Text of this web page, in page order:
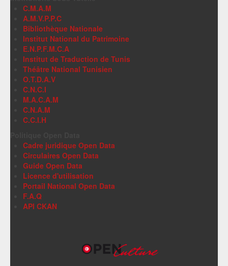
C.M.A.M
A.M.V.P.P.C
Bibliothèque Nationale
Institut National du Patrimoine
E.N.P.F.M.C.A
Institut de Traduction de Tunis
Théâtre National Tunisien
O.T.D.A.V
C.N.C.I
M.A.C.A.M
C.N.A.M
C.C.I.H
Cadre juridique Open Data
Circulaires Open Data
Guide Open Data
Licence d'utilisation
Portail National Open Data
F.A.Q
API CKAN